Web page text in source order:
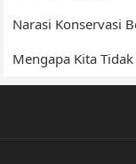
Narasi Konservasi
Mengapa Kita